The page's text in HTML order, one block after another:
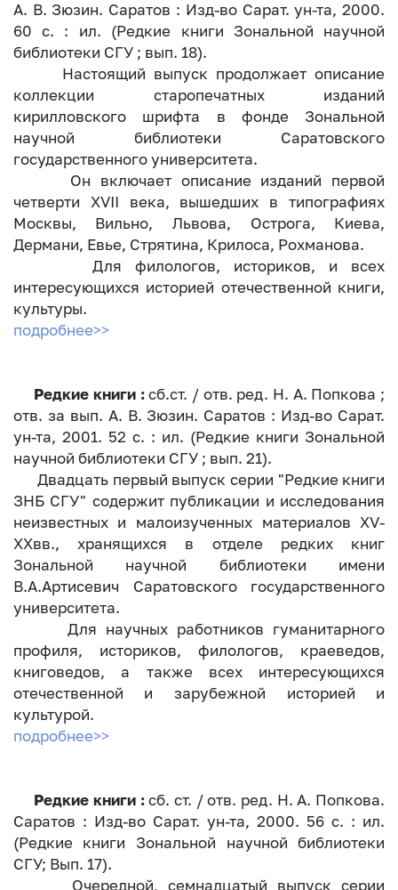
А. В. Зюзин. Саратов : Изд-во Сарат. ун-та, 2000.
60 с. : ил. (Редкие книги Зональной научной
библиотеки СГУ ; вып. 18).
Настоящий выпуск продолжает описание
коллекции старопечатных изданий
кирилловского шрифта в фонде Зональной
научной библиотеки Саратовского
государственного университета.
Он включает описание изданий первой
четверти ХVII века, вышедших в типографиях
Москвы, Вильно, Львова, Острога, Киева,
Дермани, Евье, Стрятина, Крилоса, Рохманова.
Для филологов, историков, и всех
интересующихся историей отечественной книги,
культуры.
подробнее>>
Редкие книги :сб.ст. / отв. ред. Н. А. Попкова ;
отв. за вып. А. В. Зюзин. Саратов : Изд-во Сарат.
ун-та, 2001. 52 с. : ил. (Редкие книги Зональной
научной библиотеки СГУ ; вып. 21).
Двадцать первый выпуск серии "Редкие книги
ЗНБ СГУ" содержит публикации и исследования
неизвестных и малоизученных материалов XV-
XXвв., хранящихся в отделе редких книг
Зональной научной библиотеки имени
В.А.Артисевич Саратовского государственного
университета.
Для научных работников гуманитарного
профиля, историков, филологов, краеведов,
книговедов, а также всех интересующихся
отечественной и зарубежной историей и
культурой.
подробнее>>
Редкие книги :сб. ст. / отв. ред. Н. А. Попкова.
Саратов : Изд-во Сарат. ун-та, 2000. 56 с. : ил.
(Редкие книги Зональной научной библиотеки
СГУ; Вып. 17).
Очередной, семнадцатый выпуск серии